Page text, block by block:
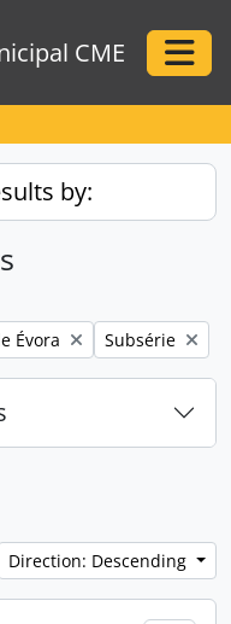
CME
by:
Évora Remove filter:
Subsérie
Direction: Descending